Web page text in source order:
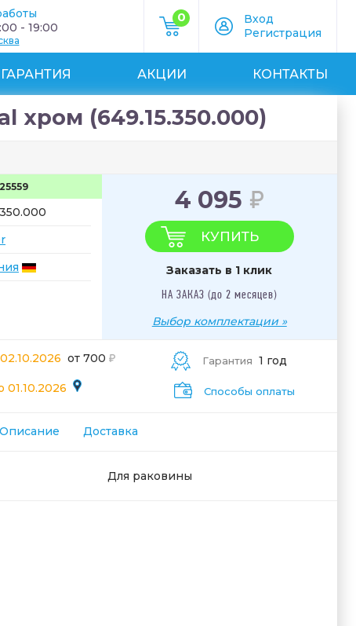
- 19:00
0
Вход
Регистрация
ГАРАНТИЯ АКЦИИ КОНТАКТЫ
хром (649.15.350.000)
25559 4 095
КУПИТЬ
Заказать в 1 клик
НА ЗАКАЗ (до 2 месяцев)
Выбор комплектации »
от 700
01.10.2026
Гарантия 1 год
Способы оплаты
Описание Доставка
Для раковины